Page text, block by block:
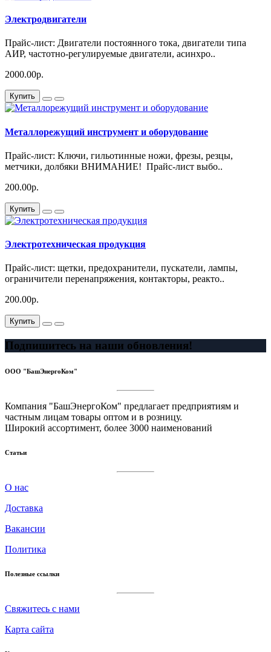
Электродвигатели
Прайс-лист: Двигатели постоянного тока, двигатели типа
АИР, частотно-регулируемые двигатели, асинхро..
2000.00р.
Купить
Металлорежущий инструмент и оборудование
Прайс-лист: Ключи, гильотинные ножи, фрезы, резцы,
метчики, долбяки ВНИМАНИЕ! Прайс-лист выбо..
200.00р.
Купить
Электротехническая продукция
Прайс-лист: щетки, предохранители, пускатели, лампы,
ограничители перенапряжения, контакторы, реакто..
200.00р.
Купить
Подпишитесь на наши обновления!
ООО "БашЭнергоКом"
Компания "БашЭнергоКом" предлагает предприятиям и
частным лицам товары оптом и в розницу.
Широкий ассортимент, более 3000 наименований
Статьи
О нас
Доставка
Вакансии
Политика
Полезные ссылки
Cвяжитесь с нами
Карта сайта